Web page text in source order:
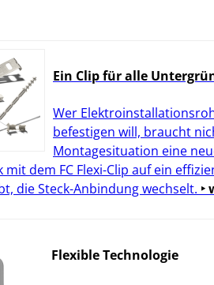
Ein Clip für alle
Wer
befestigen will, braucht
Montagesituation eine
mit dem FC Flexi-Clip auf ein
die Steck-Anbindung wechselt. ‣
Flexible Technologie